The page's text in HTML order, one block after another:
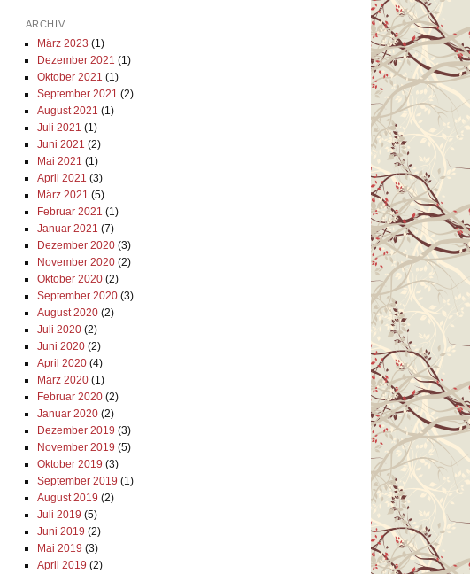
ARCHIV
März 2023 (1)
Dezember 2021 (1)
Oktober 2021 (1)
September 2021 (2)
August 2021 (1)
Juli 2021 (1)
Juni 2021 (2)
Mai 2021 (1)
April 2021 (3)
März 2021 (5)
Februar 2021 (1)
Januar 2021 (7)
Dezember 2020(3)
November 2020(2)
Oktober 2020(2)
September 2020(3)
August 2020(2)
Juli 2020(2)
Juni 2020(2)
April 2020(4)
März 2020(1)
Februar 2020(2)
Januar 2020(2)
Dezember 2019 (3)
November 2019 (5)
Oktober 2019 (3)
September 2019 (1)
August 2019 (2)
Juli 2019 (5)
Juni 2019 (2)
Mai 2019 (3)
April 2019 (2)